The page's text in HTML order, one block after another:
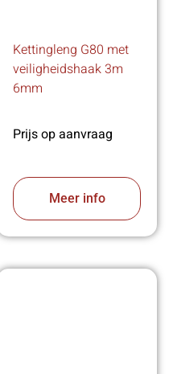
Kettingleng G80 met
veiligheidshaak 3m
6mm
Prijs op aanvraag
Meer info